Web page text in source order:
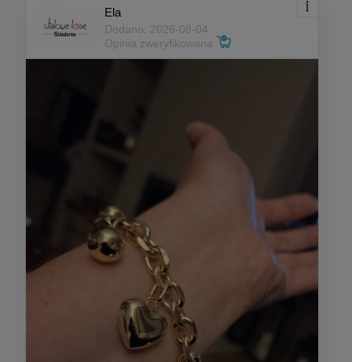
Ela
Dodano: 2026-08-04
Opinia zweryfikowana